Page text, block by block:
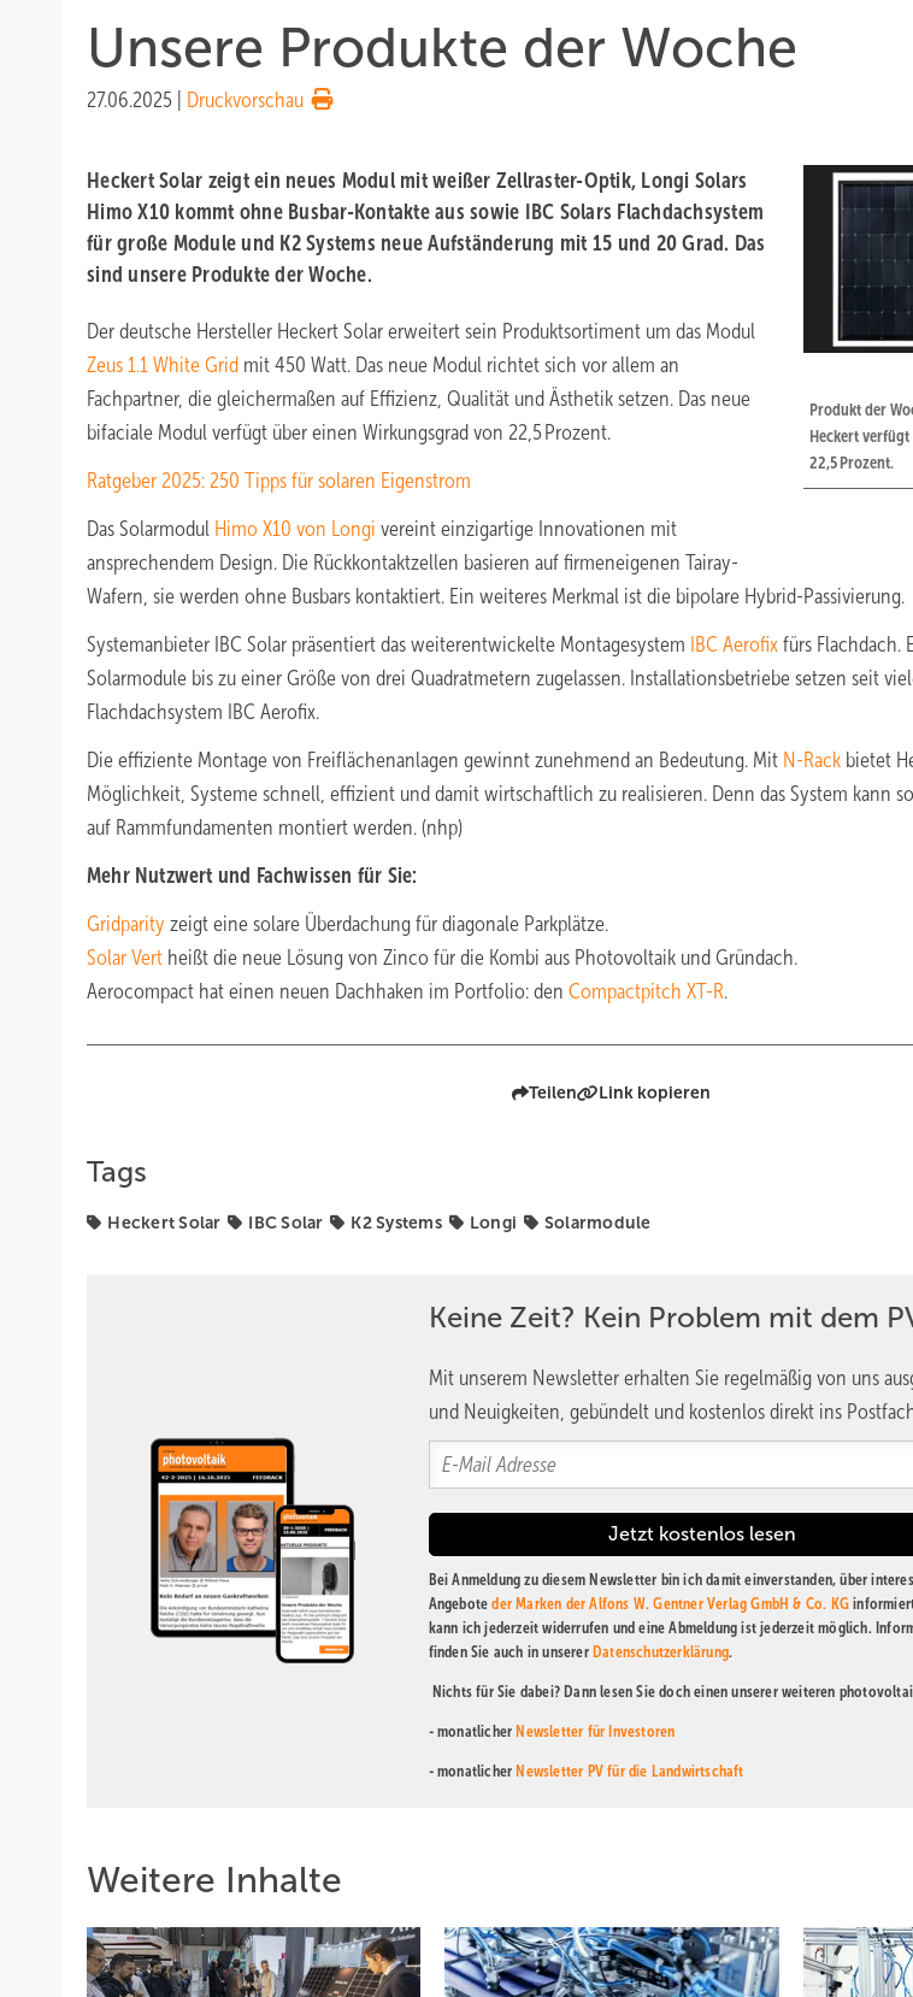
Unsere Produkte der Woche­
27.06.2025 Druckvorschau
Produkt der
Heckert
22,5 Prozent.
Heckert Solar zeigt ein neues Modul mit weißer Zellraster-Optik, Longi Solars
Himo X10 kommt ohne Busbar-Kontakte aus sowie IBC Solars Flachdachsystem
für große Module und K2 Systems neue Aufständerung mit 15 und 20 Grad. Das
sind unsere Produkte der Woche.
Der deutsche Hersteller Heckert Solar erweitert sein Produktsortiment um das Modul
Zeus 1.1 White Grid mit 450 Watt. Das neue Modul richtet sich vor allem an
Fachpartner, die gleichermaßen auf Effizienz, Qualität und Ästhetik setzen. Das neue
bifaciale Modul verfügt über einen Wirkungsgrad von 22,5 Prozent.
Ratgeber 2025: 250 Tipps für solaren Eigenstrom
Das Solarmodul Himo X10 von Longi vereint einzigartige Innovationen mit
ansprechendem Design. Die Rückkontaktzellen basieren auf firmeneigenen Tairay-
Wafern, sie werden ohne Busbars kontaktiert. Ein weiteres Merkmal ist die bipolare Hybrid-Passivierung.
Systemanbieter IBC Solar präsentiert das weiterentwickelte Montagesystem IBC Aerofix fürs Flachdach.
Solarmodule bis zu einer Größe von drei Quadratmetern zugelassen. Installationsbetriebe setzen seit
Flachdachsystem IBC Aerofix.
Die effiziente Montage von Freiflächenanlagen gewinnt zunehmend an Bedeutung. Mit N-Rack bietet
Möglichkeit, Systeme schnell, effizient und damit wirtschaftlich zu realisieren. Denn das System kann
auf Rammfundamenten montiert werden. (nhp)
Mehr Nutzwert und Fachwissen für Sie:
Gridparity zeigt eine solare Überdachung für diagonale Parkplätze.
Solar Vert heißt die neue Lösung von Zinco für die Kombi aus Photovoltaik und Gründach.
Aerocompact hat einen neuen Dachhaken im Portfolio: den Compactpitch XT-R.
Teilen Link kopieren
Tags
Heckert Solar IBC Solar K2 Systems Longi Solarmodule
Keine Zeit? Kein Problem mit dem
Mit unserem Newsletter erhalten Sie regelmäßig von uns
und Neuigkeiten, gebündelt und kostenlos direkt ins
Bei Anmeldung zu diesem Newsletter bin ich damit einverstanden, über
Angeboteder Marken der Alfons W. Gentner Verlag GmbH & Co. KG
kann ich jederzeit widerrufen und eine Abmeldung ist jederzeit möglich.
finden Sie auch in unserer Datenschutzerklärung.
Nichts für Sie dabei? Dann lesen Sie doch einen unserer weiteren
- monatlicher Newsletter für Investoren
- monatlicher Newsletter PV für die Landwirtschaft
Weitere Inhalte